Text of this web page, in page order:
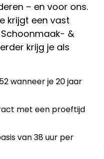
– en voor ons.
krijgt een vast
&
krijg je als
wanneer je 20 jaar
met een proeftijd
van 38 uur per